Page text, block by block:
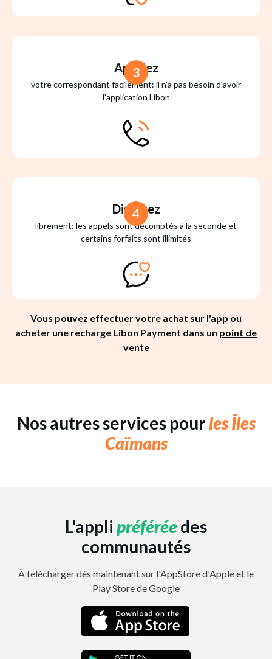
Appelez
votre correspondant facilement: il n'a pas besoin d'avoir
l'application Libon
3
Discutez
librement: les appels sont décomptés à la seconde et
certains forfaits sont illimités
4
Vous pouvez effectuer votre achat sur l'app ou
acheter une recharge Libon Payment dans un point de
vente
Nos autres services pourles Îles
Caïmans
L'appli préféréedes
communautés
À télécharger dès maintenant sur l'AppStore d'Apple et le
Play Store de Google